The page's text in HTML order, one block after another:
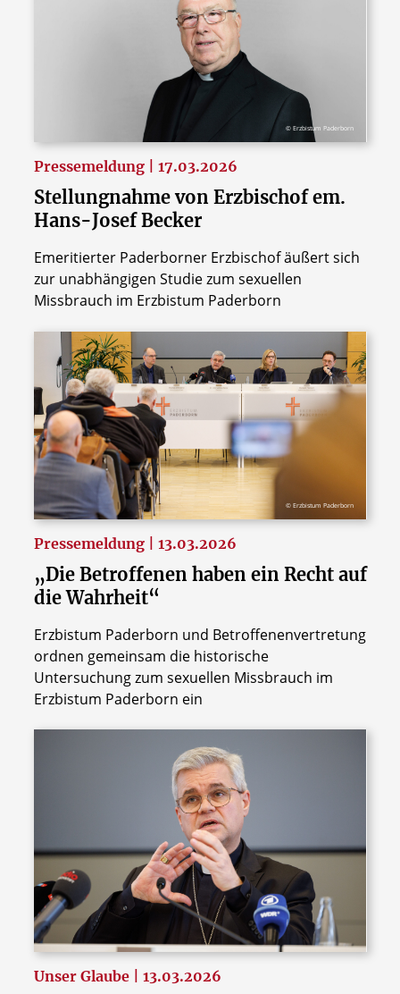
© Erzbistum Paderborn
Pressemeldung | 17.03.2026
Stellungnahme von Erzbischof em.
Hans-Josef Becker
Emeritierter Paderborner Erzbischof äußert sich
zur unabhängigen Studie zum sexuellen
Missbrauch im Erzbistum Paderborn
© Erzbistum Paderborn
Pressemeldung | 13.03.2026
„Die Betroffenen haben ein Recht auf
die Wahrheit“
Erzbistum Paderborn und Betroffenenvertretung
ordnen gemeinsam die historische
Untersuchung zum sexuellen Missbrauch im
Erzbistum Paderborn ein
Unser Glaube | 13.03.2026